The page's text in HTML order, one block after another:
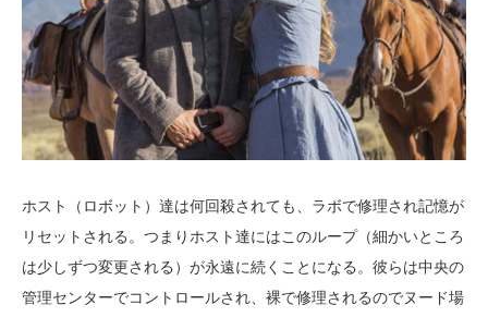
ホスト（ロボット）達は何回殺されても、ラボで修理され記憶が
リセットされる。つまりホスト達にはこのループ（細かいところ
は少しずつ変更される）が永遠に続くことになる。彼らは中央の
管理センターでコントロールされ、裸で修理されるのでヌード場